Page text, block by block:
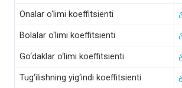
Onalar o‘limi koeffitsienti
Bolalar o‘limi koeffitsienti
Go‘daklar o‘limi koeffitsienti
Tug‘ilishning yig‘indi koeffitsienti